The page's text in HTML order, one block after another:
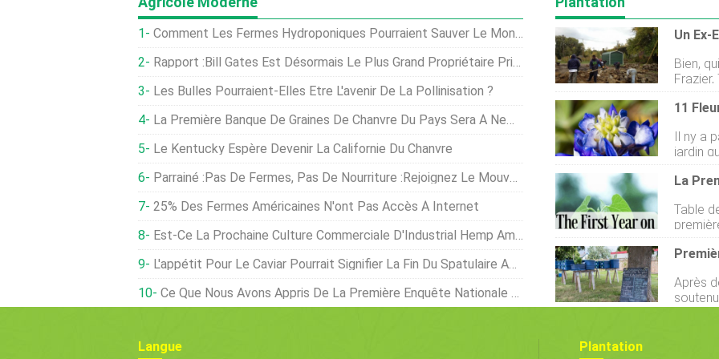
Comment Les Fermes Hydroponiques Pourraient Sauver Le Monde
Rapport :Bill Gates Est Désormais Le Plus Grand Propriétaire Privé De Terres Agricoles Américaines
Les Bulles Pourraient-Elles Être L'avenir De La Pollinisation ?
La Première Banque De Graines De Chanvre Du Pays Sera À New York
Le Kentucky Espère Devenir La Californie Du Chanvre
Parrainé :pas De Fermes, Pas De Nourriture :rejoignez Le Mouvement
25% Des Fermes Américaines N'ont Pas Accès À Internet
Est-Ce La Prochaine Culture Commerciale D'Industrial Hemp America?
L'appétit Pour Le Caviar Pourrait Signifier La Fin Du Spatulaire Américain
Ce Que Nous Avons Appris De La Première Enquête Nationale Sur Le Chanvre
Bien,
qui
sont
perdu
savent
moi. Mais
grès
coupe
Il ny a
jardin
audacieuse. Que votre
rose et
ou en
plantes
États-
bien
La
Table des
premières
avons
ferme
sur une ferme
premières
Après
Langue Plantation